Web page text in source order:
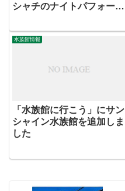
シャチのナイトパフォーマ
水族館情報
「水族館に行こう」にサン
シャイン水族館を追加しま
した